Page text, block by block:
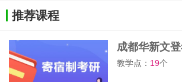
推荐课程
成都华新文
教学点： 19个